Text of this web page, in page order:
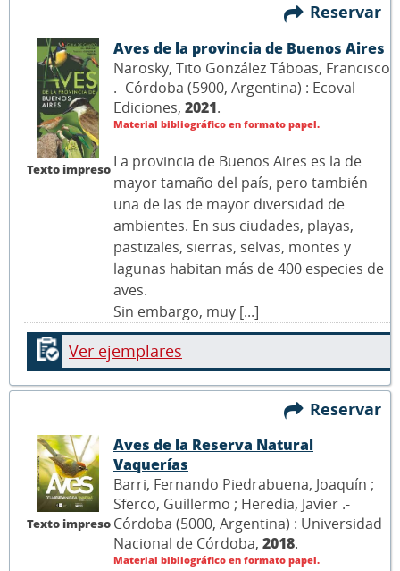
Reservar
Texto impreso
Aves de la provincia de Buenos Aires
Narosky, Tito González Táboas, Francisco
.- Córdoba (5900, Argentina) : Ecoval
Ediciones, 2021.
Material bibliográfico en formato papel.
La provincia de Buenos Aires es la de
mayor tamaño del país, pero también
una de las de mayor diversidad de
ambientes. En sus ciudades, playas,
pastizales, sierras, selvas, montes y
lagunas habitan más de 400 especies de
aves.
Sin embargo, muy [...]
Ver ejemplares
Reservar
Texto impreso
Aves de la Reserva Natural
Vaquerías
Barri, Fernando Piedrabuena, Joaquín ;
Sferco, Guillermo ; Heredia, Javier .-
Córdoba (5000, Argentina) : Universidad
Nacional de Córdoba, 2018.
Material bibliográfico en formato papel.